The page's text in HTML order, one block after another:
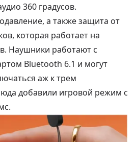
360 градусов.
а также защита от
которая работает на
Наушники работают с
Bluetooth 6.1 и могут
аж к трем
добавили игровой режим с